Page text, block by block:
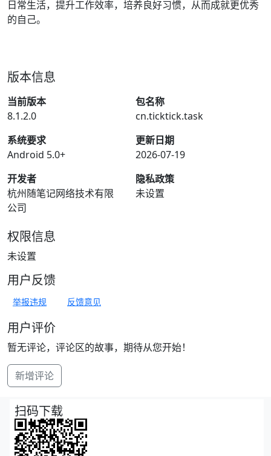
日常生活，提升工作效率，培养良好习惯，从而成就更优秀
的自己。
版本信息
当前版本
8.1.2.0
包名称
cn.ticktick.task
系统要求
Android 5.0+
更新日期
2026-07-19
开发者
杭州随笔记网络技术有限
公司
隐私政策
未设置
权限信息
未设置
用户反馈
举报违规 反馈意见
用户评价
暂无评论，评论区的故事，期待从您开始！
新增评论
扫码下载